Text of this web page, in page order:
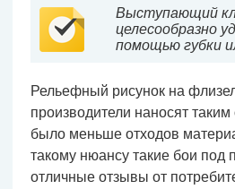
Выступающий
целесообразно
помощью губки
Рельефный рисунок на
производители наносят
было меньше отходов
такому нюансу такие бои под
отличные отзывы от